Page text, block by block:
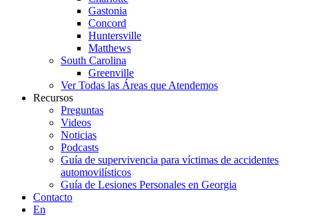
Gastonia
Concord
Huntersville
Matthews
South Carolina
Greenville
Ver Todas las Áreas que Atendemos
Recursos
Preguntas
Videos
Noticias
Podcasts
Guía de supervivencia para víctimas de accidentes
automovilísticos
Guía de Lesiones Personales en Georgia
Contacto
En